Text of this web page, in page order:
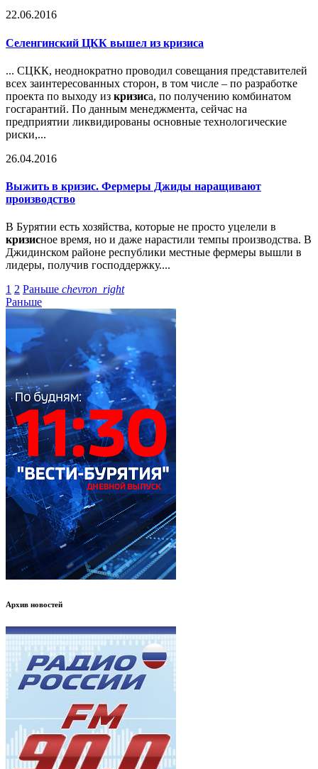
22.06.2016
Селенгинский ЦКК вышел из кризиса
... СЦКК, неоднократно проводил совещания представителей
всех заинтересованных сторон, в том числе – по разработке
проекта по выходу из кризиса, по получению комбинатом
госгарантий. По данным менеджмента, сейчас на
предприятии ликвидированы основные технологические
риски,...
26.04.2016
Выжить в кризис. Фермеры Джиды наращивают
производство
В Бурятии есть хозяйства, которые не просто уцелели в
кризисное время, но и даже нарастили темпы производства. В
Джидинском районе республики местные фермеры вышли в
лидеры, получив господдержку....
1 2 Раньше chevron_right
Раньше
Архив новостей